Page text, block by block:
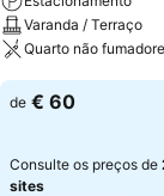
Varanda / Terraço
Quarto não
Ver preços
de € 60
Consulte os preços de
sites